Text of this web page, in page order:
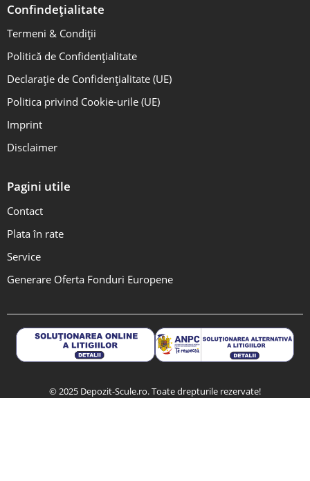
Confindețialitate
Termeni & Condiții
Politică de Confidențialitate
Declarație de Confidențialitate (UE)
Politica privind Cookie-urile (UE)
Imprint
Disclaimer
Pagini utile
Contact
Plata în rate
Service
Generare Oferta Fonduri Europene
© 2025 Depozit-Scule.ro. Toate drepturile rezervate!